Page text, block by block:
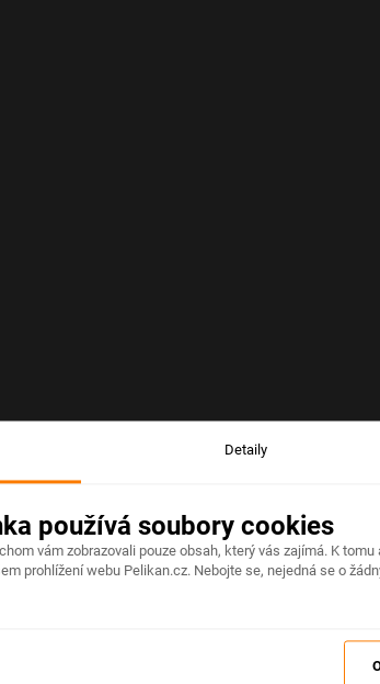
Na stránce došlo k neočekávané
Detaily
používá soubory cookies
vám zobrazovali pouze obsah, který vás zajímá. K
prohlížení webu Pelikan.cz. Nebojte se, nejedná se o